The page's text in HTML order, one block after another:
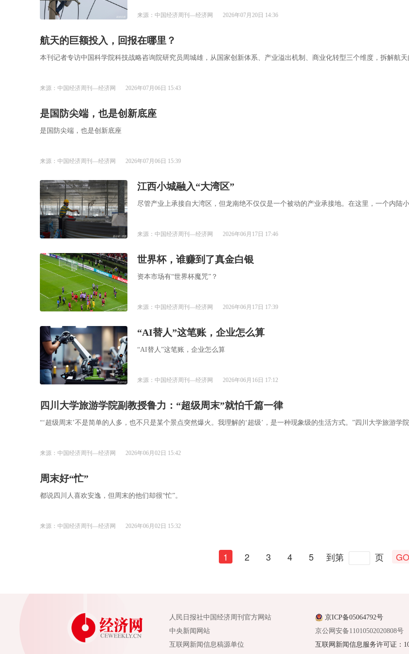
来源：中国经济周刊—经济网 2026年07月20日 14:36
航天的巨额投入，回报在哪里？
本刊记者专访中国科学院科技战略咨询院研究员周城雄，从国家创新体系、产业溢出机制、商业化转型三个维度，拆解航天
来源：中国经济周刊—经济网 2026年07月06日 15:43
是国防尖端，也是创新底座
是国防尖端，也是创新底座
来源：中国经济周刊—经济网 2026年07月06日 15:39
江西小城融入“大湾区”
尽管产业上承接自大湾区，但龙南绝不仅仅是一个被动的产业承接地。在这里，一个内陆
来源：中国经济周刊—经济网 2026年06月17日 17:46
​世界杯，谁赚到了真金白银
资本市场有“世界杯魔咒”？
来源：中国经济周刊—经济网 2026年06月17日 17:39
​“AI替人”这笔账，企业怎么算
​“AI替人”这笔账，企业怎么算
来源：中国经济周刊—经济网 2026年06月16日 17:12
四川大学旅游学院副教授鲁力：“超级周末”就怕千篇一律
“‘超级周末’不是简单的人多，也不只是某个景点突然爆火。我理解的‘超级’，是一种现象级的生活方式。”四川大学旅游学
来源：中国经济周刊—经济网 2026年06月02日 15:42
​周末好“忙”
都说四川人喜欢安逸，但周末的他们却很“忙”。
来源：中国经济周刊—经济网 2026年06月02日 15:32
1 2 3 4 5 到第 页 GO
人民日报社中国经济周刊官方网站
中央新闻网站
互联网新闻信息稿源单位
京ICP备05064792号
京公网安备11010502020808号
互联网新闻信息服务许可证：